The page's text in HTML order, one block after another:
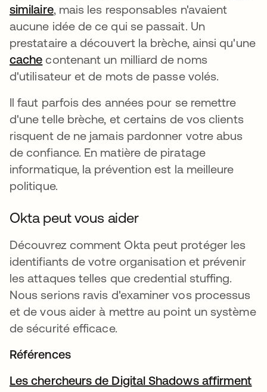
similaires’ouvre dans un nouvel onglet
, mais les responsables n'avaient
aucune idée de ce qui se passait. Un
prestataire a découvert la brèche, ainsi qu'une
cache contenant un milliard de noms
d'utilisateur et de mots de passe volés.
Il faut parfois des années pour se remettre
d'une telle brèche, et certains de vos clients
risquent de ne jamais pardonner votre abus
de confiance. En matière de piratage
informatique, la prévention est la meilleure
politique.
Okta peut vous aider
Découvrez comment Okta peut protéger les
identifiants de votre organisation et prévenir
les attaques telles que credential stuffing.
Nous serions ravis d'examiner vos processus
et de vous aider à mettre au point un système
de sécurité efficace.
Références
Les chercheurs de Digital Shadows affirment